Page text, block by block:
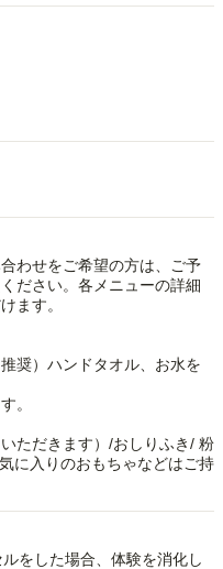
わせをご希望の方は、ご予
ださい。各メニューの詳細
ます。
奨）ハンドタオル、お水を
。
ただきます）/おしりふき/ 粉
に入りのおもちゃなどはご持
をした場合、体験を消化し